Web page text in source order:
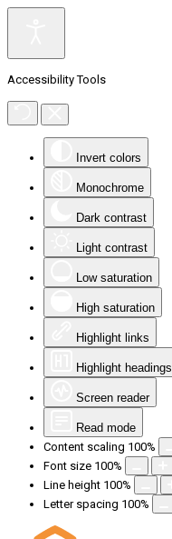
Accessibility Tools
Invert colors
Monochrome
Dark contrast
Light contrast
Low saturation
High saturation
Highlight links
Highlight headings
Screen reader
Read mode
Content scaling 100%
Font size 100%
Line height 100%
Letter spacing 100%